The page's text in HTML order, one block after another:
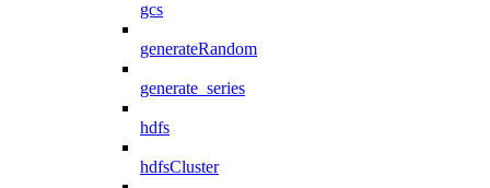
gcs
generateRandom
generate_series
hdfs
hdfsCluster